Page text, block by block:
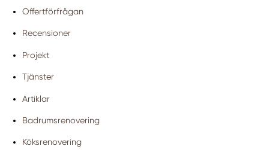
Offertförfrågan
Recensioner
Projekt
Tjänster
Artiklar
Badrumsrenovering
Köksrenovering